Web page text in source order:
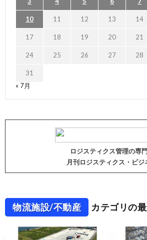
10 11 12 13 14
17 18 19 20 21
24 25 26 27 28
31
« 7月
ロジスティクス管理の専
月刊ロジスティクス・ビジ
物流施設/不動産 カテゴリの